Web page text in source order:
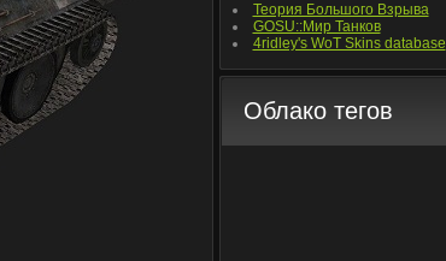
Теория Большого Взрыва
GOSU::Мир Танков
4ridley's WoT Skins database
Облако тегов